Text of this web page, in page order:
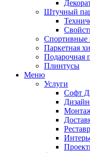
Штучный
Спортивные
Паркетная
Подарочная
Плинтусы
Меню
Услуги
Софт